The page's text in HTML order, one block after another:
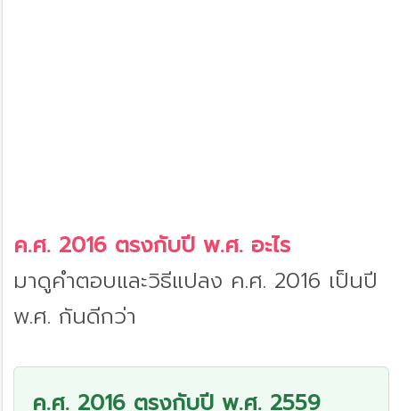
ค.ศ. 2016 ตรงกับปี พ.ศ. อะไร
มาดูคำตอบและวิธีแปลง ค.ศ. 2016 เป็นปี
พ.ศ. กันดีกว่า
ค.ศ. 2016 ตรงกับปี พ.ศ. 2559